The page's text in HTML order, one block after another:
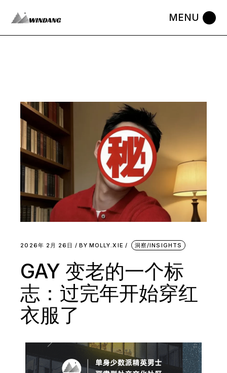
2026年 2月 26日 BY MOLLY.XIE 洞察/INSIGHTS
GAY 变老的一个标
志：过完年开始穿红
衣服了